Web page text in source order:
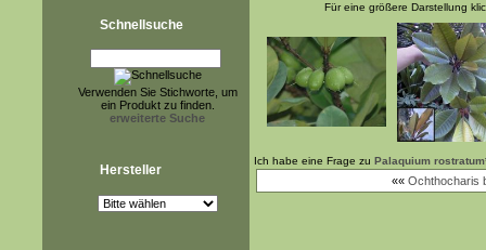
Schnellsuche
Verwenden Sie Stichworte, um
ein Produkt zu finden.
erweiterte Suche
Hersteller
Für eine größere Darstellung
Ich habe eine Frage zu Palaquium
«« Ochthocharis